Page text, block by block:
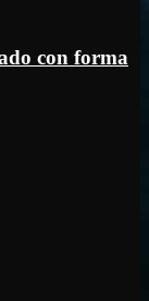
con forma